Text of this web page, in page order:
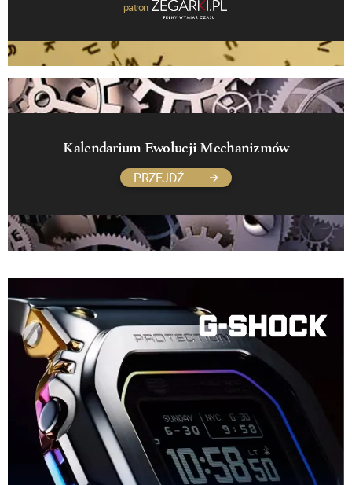
patron
Kalendarium Ewolucji Mechanizmów
PRZEJDŹ